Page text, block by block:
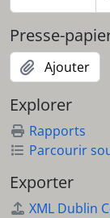
Presse-
Ajouter
Explorer
Rapports
Parcourir
Exporter
XML Dublin